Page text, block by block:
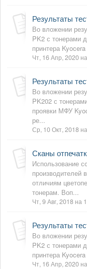
Во вложении
PK2 с тонерами
принтера
Чт, 16 Апр, 2020
Во вложении
PK202 с
проявки МФУ
ре...
Ср, 10 Окт, 2018
Использование
производителей
отличиям
тонерам. Воп...
Чт, 9 Авг, 2018 на
Во вложении
PK2 с тонерами
принтера
Чт, 16 Апр, 2020